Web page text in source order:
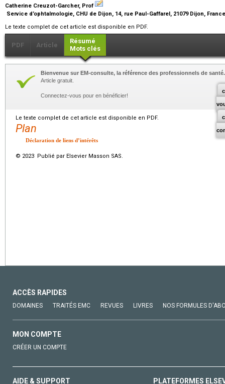
Catherine Creuzot-Garcher, Prof
Service d’ophtalmologie, CHU de Dijon, 14, rue Paul-Gaffarel, 21079 Dijon,
Le texte complet de cet article est disponible en PDF.
PDF Article
Résumé
Mots clés
Bienvenue sur EM-consulte, la référence des professionnels de santé.
Article gratuit.
Connectez-vous pour en bénéficier!
Le texte complet de cet article est disponible en PDF.
Plan
Déclaration de liens d’intérêts
© 2023 Publié par Elsevier Masson SAS.
ACCÈS RAPIDES
DOMAINES TRAITÉS EMC REVUES LIVRES NOS FORMULES
MON COMPTE
CRÉER UN COMPTE
AIDE & SUPPORT PLATEFORMES